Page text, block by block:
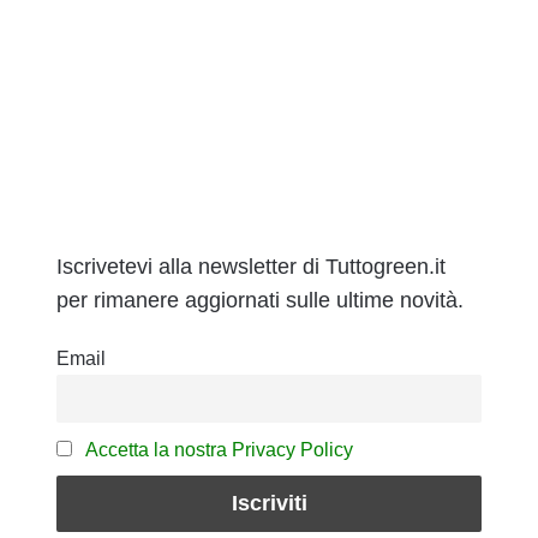
Iscrivetevi alla newsletter di Tuttogreen.it
per rimanere aggiornati sulle ultime novità.
Email
Accetta la nostra Privacy Policy